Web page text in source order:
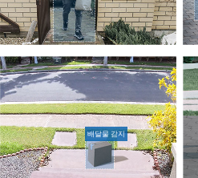
배달물 감지